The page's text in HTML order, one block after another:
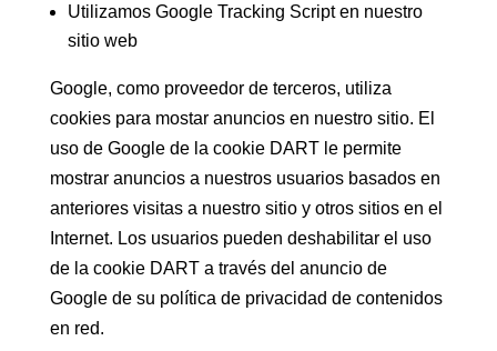
Utilizamos Google Tracking Script en nuestro
sitio web
Google, como proveedor de terceros, utiliza
cookies para mostar anuncios en nuestro sitio. El
uso de Google de la cookie DART le permite
mostrar anuncios a nuestros usuarios basados en
anteriores visitas a nuestro sitio y otros sitios en el
Internet. Los usuarios pueden deshabilitar el uso
de la cookie DART a través del anuncio de
Google de su política de privacidad de contenidos
en red.